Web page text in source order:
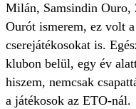
Milán, Samsindin Ouro,
Ourót ismerem, ez volt
cserejátékosokat is.
klubon belül, egy év
hiszem, nemcsak
a játékosok az ETO-nál.